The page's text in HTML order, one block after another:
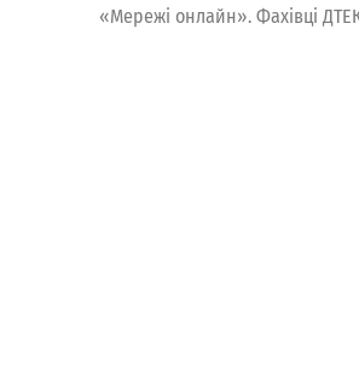
«Мережі онлайн». Фахівці